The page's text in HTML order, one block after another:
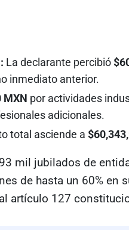
La declarante percibió
inmediato anterior.
MXN por actividades
adicionales.
total asciende a
mil jubilados de
de hasta un 60% en
artículo 127